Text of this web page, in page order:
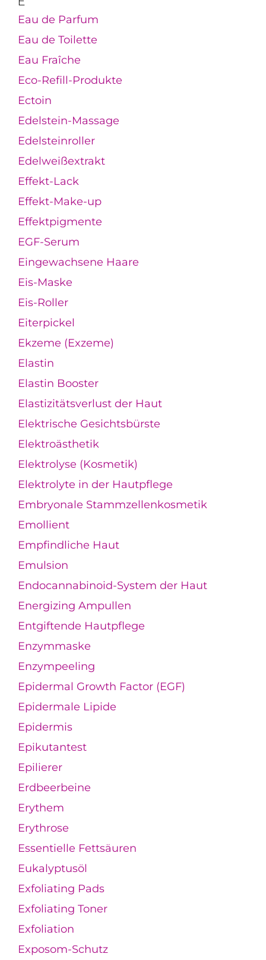
Eau de Parfum
Eau de Toilette
Eau Fraîche
Eco-Refill-Produkte
Ectoin
Edelstein-Massage
Edelsteinroller
Edelweißextrakt
Effekt-Lack
Effekt-Make-up
Effektpigmente
EGF-Serum
Eingewachsene Haare
Eis-Maske
Eis-Roller
Eiterpickel
Ekzeme (Exzeme)
Elastin
Elastin Booster
Elastizitätsverlust der Haut
Elektrische Gesichtsbürste
Elektroästhetik
Elektrolyse (Kosmetik)
Elektrolyte in der Hautpflege
Embryonale Stammzellenkosmetik
Emollient
Empfindliche Haut
Emulsion
Endocannabinoid-System der Haut
Energizing Ampullen
Entgiftende Hautpflege
Enzymmaske
Enzympeeling
Epidermal Growth Factor (EGF)
Epidermale Lipide
Epidermis
Epikutantest
Epilierer
Erdbeerbeine
Erythem
Erythrose
Essentielle Fettsäuren
Eukalyptusöl
Exfoliating Pads
Exfoliating Toner
Exfoliation
Exposom-Schutz